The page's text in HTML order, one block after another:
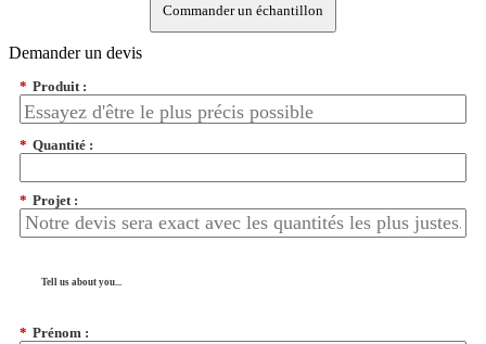
Commander un échantillon
Demander un devis
* Produit :
* Quantité :
* Projet :
Tell us about you...
* Prénom :